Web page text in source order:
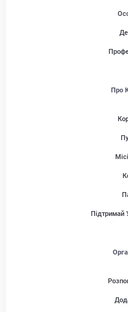
Про
Підтримай